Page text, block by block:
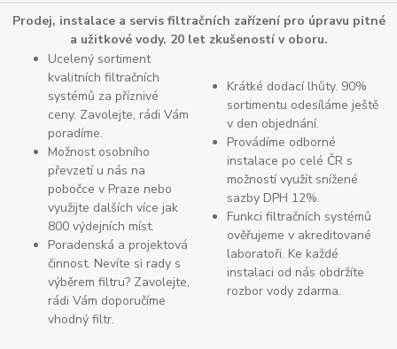
Prodej, instalace a servis filtračních zařízení pro úpravu pitné
a užitkové vody. 20 let zkušeností v oboru.
Ucelený sortiment
kvalitních filtračních
systémů za příznivé
ceny. Zavolejte, rádi Vám
poradíme.
Možnost osobního
převzetí u nás na
pobočce v Praze nebo
využijte dalších více jak
800 výdejních míst.
Poradenská a projektová
činnost. Nevíte si rady s
výběrem filtru? Zavolejte,
rádi Vám doporučíme
vhodný filtr.
Krátké dodací lhůty. 90%
sortimentu odesíláme ještě
v den objednání.
Provádíme odborné
instalace po celé ČR s
možností využít snížené
sazby DPH 12%.
Funkci filtračních systémů
ověřujeme v akreditované
laboratoři. Ke každé
instalaci od nás obdržíte
rozbor vody zdarma.